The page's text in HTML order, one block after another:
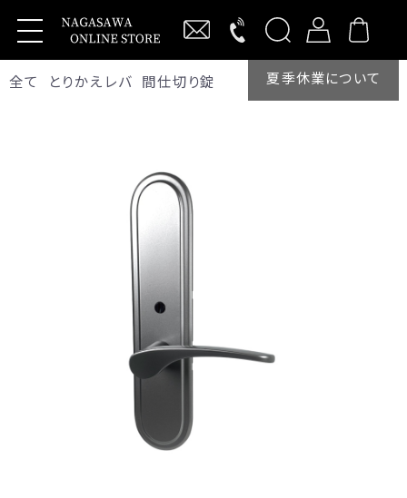
全て とりかえレバ 間仕切り錠 夏季休業について
新規会員登録
製品・サービス
抗ウイルス商品
Vi-Clearレバーハンドル
わんにゃんVi-Clear
ワンタッチバーハンドル
キーレックス
【MIWA】RA交換商品
KEYLEXアプリ用サービスシート
わんにゃんシリーズ
わんにゃんレバーハンドル